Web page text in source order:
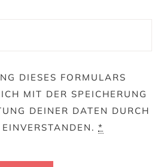
DIESES FORMULARS
MIT DER SPEICHERUNG
DEINER DATEN DURCH
*